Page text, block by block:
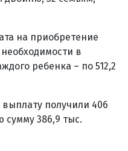
на приобретение
в
ребенка – по 512,2
получили 406
сумму 386,9 тыс.